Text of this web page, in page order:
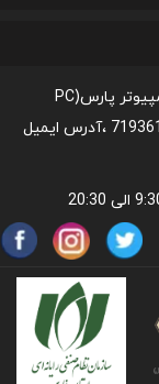
آدرس: شیراز، خیابان ملاصدرا، کوچه2، مجتمع کامپیوتر پارس(PC
CENTER)،طبقه دوم ،واحد 207 ،کد پستی :7193613649 ،آدرس ایمیل